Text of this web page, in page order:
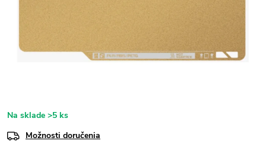
Na sklade >5 ks
Možnosti doručenia